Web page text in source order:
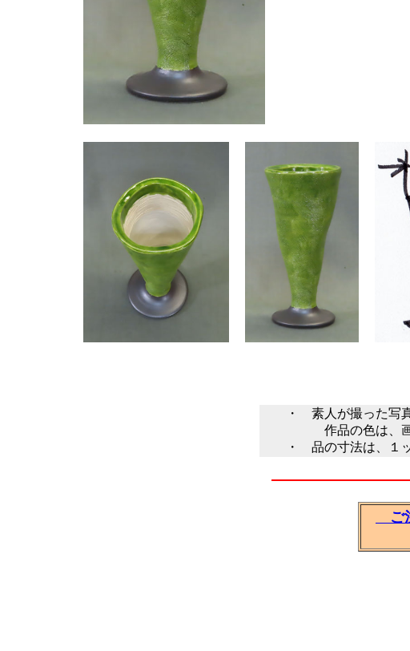
・ 素人が撮った写真
作品の色は、画面上
・ 品の寸法は、１ッ1
ご